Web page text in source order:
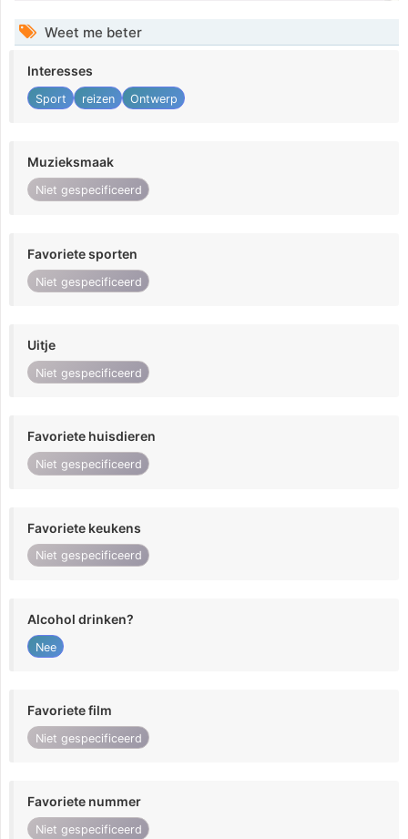
Weet me beter
Interesses
Sport reizen Ontwerp
Muzieksmaak
Niet gespecificeerd
Favoriete sporten
Niet gespecificeerd
Uitje
Niet gespecificeerd
Favoriete huisdieren
Niet gespecificeerd
Favoriete keukens
Niet gespecificeerd
Alcohol drinken?
Nee
Favoriete film
Niet gespecificeerd
Favoriete nummer
Niet gespecificeerd